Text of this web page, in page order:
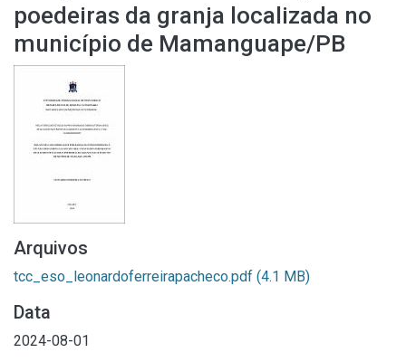
poedeiras da granja localizada no
município de Mamanguape/PB
Arquivos
tcc_eso_leonardoferreirapacheco.pdf (4.1 MB)
Data
2024-08-01